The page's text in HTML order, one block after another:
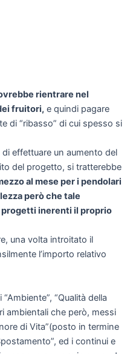
rientrare nel
fruitori, e quindi pagare
di “ribasso” di cui spesso si
effettuare un aumento del
del progetto, si tratterebbe
al mese per i pendolari
però che tale
inerenti il proprio
una volta introitato il
l’importo relativo
“Qualità della
ambientali che però, messi
di Vita”(posto in termine
ed i continui e